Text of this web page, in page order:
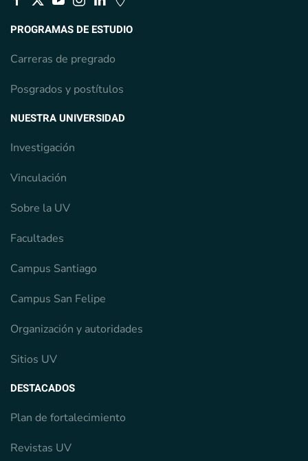
PROGRAMAS DE ESTUDIO
Carreras de pregrado
Posgrados y postítulos
NUESTRA UNIVERSIDAD
Investigación
Vinculación
Sobre la UV
Facultades
Campus Santiago
Campus San Felipe
Organización y autoridades
Sitios UV
DESTACADOS
Plan de fortalecimiento
Revistas UV